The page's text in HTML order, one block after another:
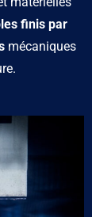
finis par
mécaniques